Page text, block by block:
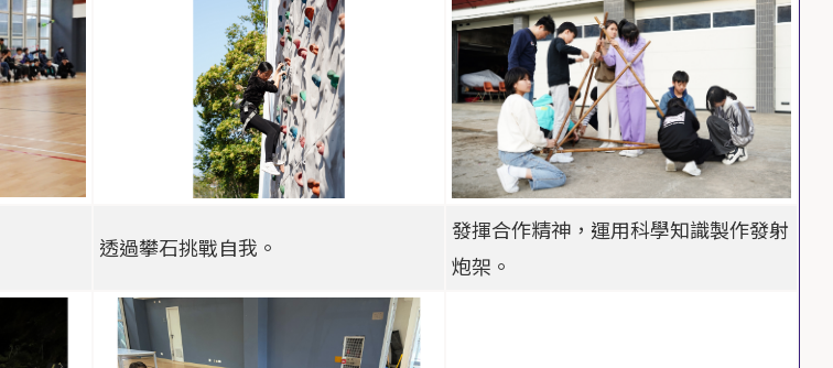
透過攀石挑戰自我。
發揮合作精神，運用科學知識製作發射
炮架。